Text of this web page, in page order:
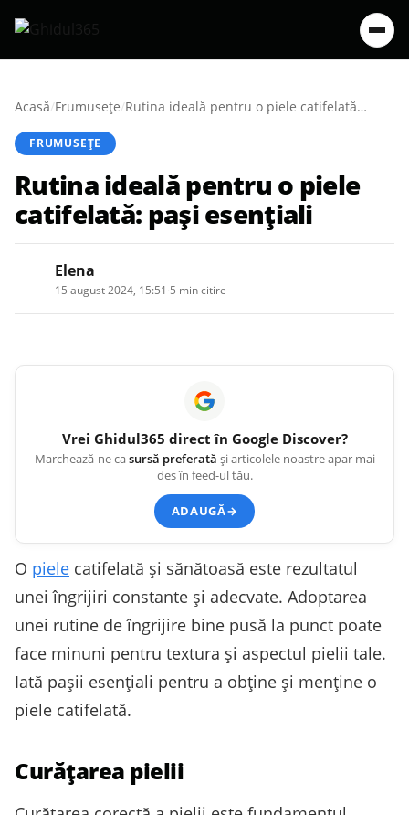
Acasă/Frumusețe/ Rutina ideală pentru o piele catifelată: pași esențiali
FRUMUSEȚE
Rutina ideală pentru o piele
catifelată: pași esențiali
Elena
15 august 2024, 15:51 5 min citire
Vrei Ghidul365 direct în Google Discover?
Marchează-ne casursă preferată și articolele noastre apar mai
des în feed-ul tău.
ADAUGĂ→
O piele catifelată și sănătoasă este rezultatul
unei îngrijiri constante și adecvate. Adoptarea
unei rutine de îngrijire bine pusă la punct poate
face minuni pentru textura și aspectul pielii tale.
Iată pașii esențiali pentru a obține și menține o
piele catifelată.
Curățarea pielii